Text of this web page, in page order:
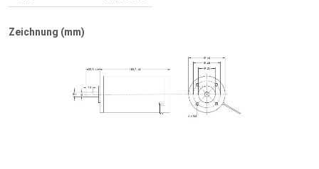
Zeichnung (mm)